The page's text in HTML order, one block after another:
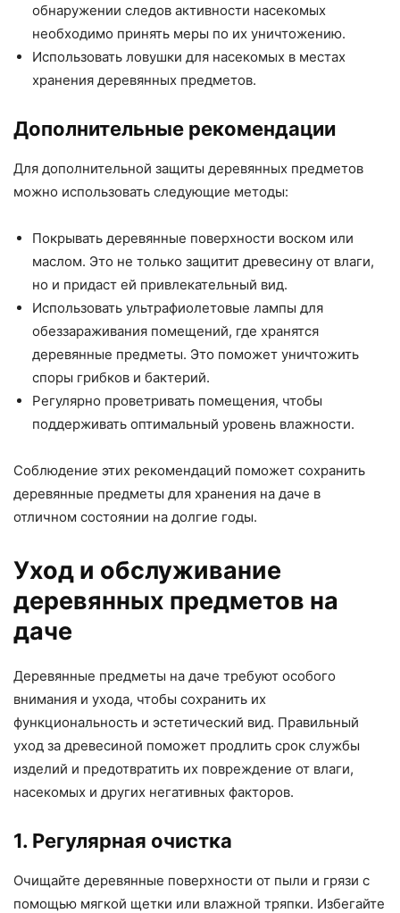
обнаружении следов активности насекомых
необходимо принять меры по их уничтожению.
Использовать ловушки для насекомых в местах
хранения деревянных предметов.
Дополнительные рекомендации
Для дополнительной защиты деревянных предметов
можно использовать следующие методы:
Покрывать деревянные поверхности воском или
маслом. Это не только защитит древесину от влаги,
но и придаст ей привлекательный вид.
Использовать ультрафиолетовые лампы для
обеззараживания помещений, где хранятся
деревянные предметы. Это поможет уничтожить
споры грибков и бактерий.
Регулярно проветривать помещения, чтобы
поддерживать оптимальный уровень влажности.
Соблюдение этих рекомендаций поможет сохранить
деревянные предметы для хранения на даче в
отличном состоянии на долгие годы.
Уход и обслуживание
деревянных предметов на
даче
Деревянные предметы на даче требуют особого
внимания и ухода, чтобы сохранить их
функциональность и эстетический вид. Правильный
уход за древесиной поможет продлить срок службы
изделий и предотвратить их повреждение от влаги,
насекомых и других негативных факторов.
1. Регулярная очистка
Очищайте деревянные поверхности от пыли и грязи с
помощью мягкой щетки или влажной тряпки. Избегайте